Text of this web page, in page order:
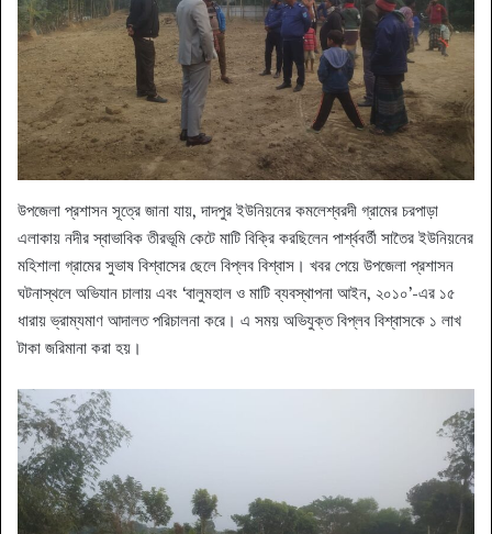
​উপজেলা প্রশাসন সূত্রে জানা যায়, দাদপুর ইউনিয়নের কমলেশ্বরদী গ্রামের চরপাড়া
এলাকায় নদীর স্বাভাবিক তীরভূমি কেটে মাটি বিক্রি করছিলেন পার্শ্ববর্তী সাতৈর ইউনিয়নের
মহিশালা গ্রামের সুভাষ বিশ্বাসের ছেলে বিপ্লব বিশ্বাস। খবর পেয়ে উপজেলা প্রশাসন
ঘটনাস্থলে অভিযান চালায় এবং ‘বালুমহাল ও মাটি ব্যবস্থাপনা আইন, ২০১০’-এর ১৫
ধারায় ভ্রাম্যমাণ আদালত পরিচালনা করে। এ সময় অভিযুক্ত বিপ্লব বিশ্বাসকে ১ লাখ
টাকা জরিমানা করা হয়।